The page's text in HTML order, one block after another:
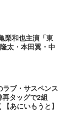
梨和也主演「東
太・本田翼・中
ブ・サスペンス
タッグで2組
あにいもうと】